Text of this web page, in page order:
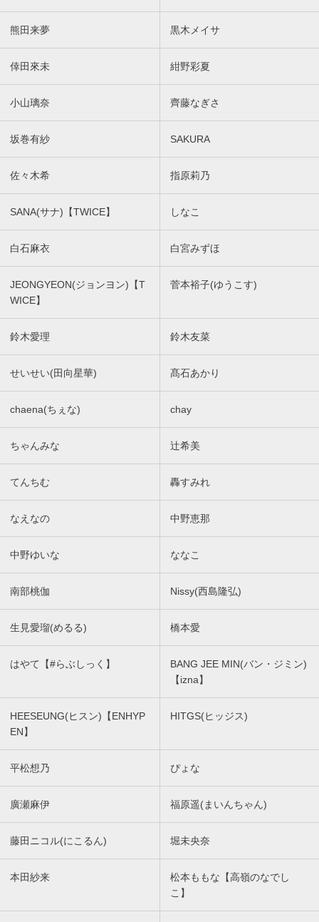
熊田来夢 黒木メイサ
倖田來未 紺野彩夏
小山璃奈 齊藤なぎさ
坂巻有紗 SAKURA
佐々木希 指原莉乃
SANA(サナ)【TWICE】 しなこ
白石麻衣 白宮みずほ
JEONGYEON(ジョンヨン)【T
WICE】
菅本裕子(ゆうこす)
鈴木愛理 鈴木友菜
せいせい(田向星華) 髙石あかり
chaena(ちぇな) chay
ちゃんみな 辻希美
てんちむ 轟すみれ
なえなの 中野恵那
中野ゆいな ななこ
南部桃伽 Nissy(西島隆弘)
生見愛瑠(めるる) 橋本愛
はやて【#らぶしっく】
BANG JEE MIN(バン・ジミン)
【izna】
HEESEUNG(ヒスン)【ENHYP
EN】
HITGS(ヒッジス)
平松想乃 ぴょな
廣瀬麻伊 福原遥(まいんちゃん)
藤田ニコル(にこるん) 堀未央奈
本田紗来
松本ももな【高嶺のなでし
こ】